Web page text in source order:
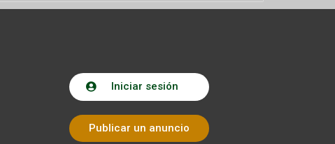
Iniciar sesión
Publicar un anuncio